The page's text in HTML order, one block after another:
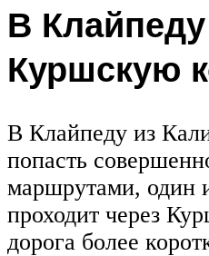
В
Куршскую
В Клайпеду из
попасть
маршрутами, один
проходит через
дорога более